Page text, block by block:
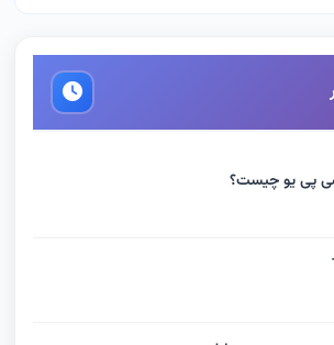
پی یو چیست؟